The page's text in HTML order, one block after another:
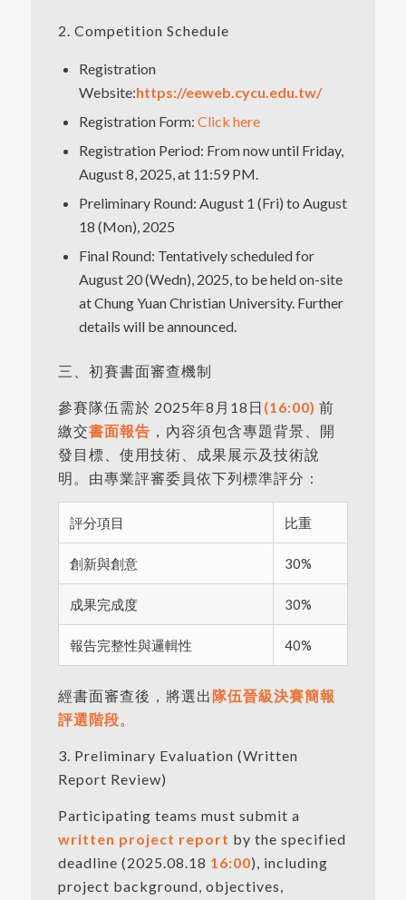
2. Competition Schedule
Registration
Website:https://eeweb.cycu.edu.tw/
Registration Form: Click here
Registration Period: From now until Friday,
August 8, 2025, at 11:59 PM.
Preliminary Round: August 1 (Fri) to August
18 (Mon), 2025
Final Round: Tentatively scheduled for
August 20 (Wedn), 2025, to be held on-site
at Chung Yuan Christian University. Further
details will be announced.
三、初賽書面審查機制
參賽隊伍需於 2025年8月18日 (16:00) 前
繳交書面報告 ，內容須包含專題背景、開
發目標、使用技術、成果展示及技術說
明。由專業評審委員依下列標準評分：
評分項目 比重
創新與創意 30%
成果完成度 30%
報告完整性與邏輯性 40%
經書面審查後，將選出 隊伍晉級決賽簡報
評選階段。
3. Preliminary Evaluation (Written
Report Review)
Participating teams must submit a
written project report by the specified
deadline (2025.08.18 16:00), including
project background, objectives,